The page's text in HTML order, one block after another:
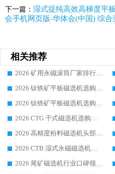
下一篇： 湿式提纯高效高梯度平
会手机网页版-华体会(中国) 综合
相关推荐
2026 矿用永磁滚筒厂家排行榜选购干货指南 行业口碑标杆华体会手机网页版-华体会(中国) 实力出众
2026 钛铁矿平板磁选机选购全攻略 市场公认优质品牌厂家实力排行榜
2026 钛铁矿平板磁选机选购指南 行业口碑优选品牌生产企业实力排行榜
2026 CTG 干式磁选机选购指南|行业口碑靠谱生产厂家领域强者推荐
2026 高精度粉料磁选机头部厂家选购指南 行业口碑靠谱品牌推荐 领域强者华体会手机网页版-华体会(中国) 解析
2026 CTB 湿式永磁磁选机选购指南|行业口碑良好品牌推荐，领域强者华体会手机网页版-华体会(中国)
2026 尾矿磁选机行业口碑领域强者，源头直供国内主流厂家华体会手机网页版-华体会(中国) 一站式服务